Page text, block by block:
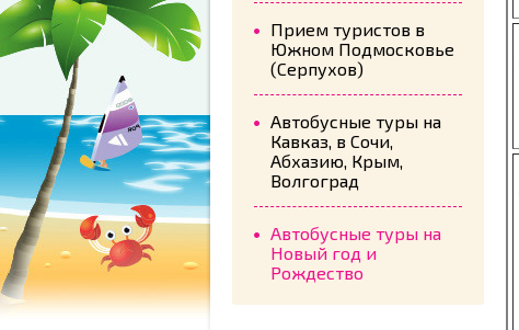
Прием туристов в
Южном Подмосковье
(Серпухов)
Автобусные туры на
Кавказ, в Сочи,
Абхазию, Крым,
Волгоград
Автобусные туры на
Новый год и
Рождество